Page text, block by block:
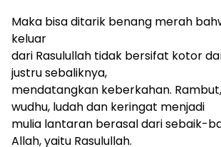
Maka bisa ditarik benang merah
keluar
dari Rasulullah tidak bersifat kotor
justru sebaliknya,
mendatangkan keberkahan.
wudhu, ludah dan keringat menjadi
mulia lantaran berasal dari sebaik-
Allah, yaitu Rasulullah.